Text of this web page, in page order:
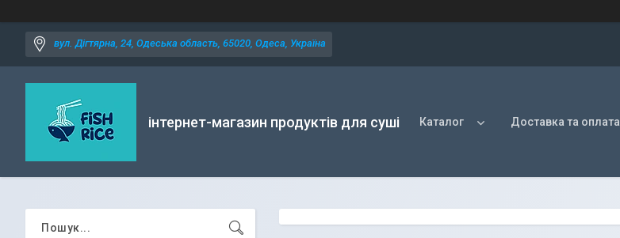
вул. Дігтярна, 24, Одеська область, 65020, Одеса, Україна
інтернет-магазин продуктів для суші Каталог Доставка та оплата